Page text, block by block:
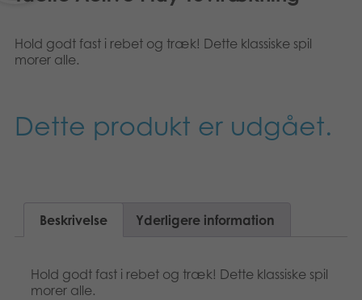
Hold godt fast i rebet og træk! Dette klassiske spil
morer alle.
Dette produkt er udgået.
Beskrivelse Yderligere information
Hold godt fast i rebet og træk! Dette klassiske spil
morer alle.